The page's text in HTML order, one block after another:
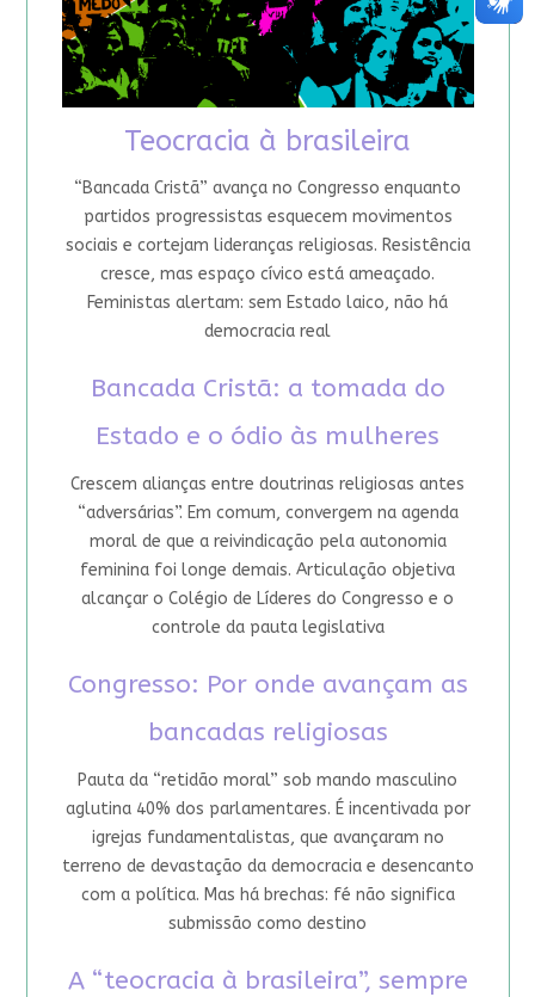
Teocracia à brasileira
“Bancada Cristã” avança no Congresso enquanto
partidos progressistas esquecem movimentos
sociais e cortejam lideranças religiosas. Resistência
cresce, mas espaço cívico está ameaçado.
Feministas alertam: sem Estado laico, não há
democracia real
Bancada Cristã: a tomada do
Estado e o ódio às mulheres
Crescem alianças entre doutrinas religiosas antes
“adversárias”. Em comum, convergem na agenda
moral de que a reivindicação pela autonomia
feminina foi longe demais. Articulação objetiva
alcançar o Colégio de Líderes do Congresso e o
controle da pauta legislativa
Congresso: Por onde avançam as
bancadas religiosas
Pauta da “retidão moral” sob mando masculino
aglutina 40% dos parlamentares. É incentivada por
igrejas fundamentalistas, que avançaram no
terreno de devastação da democracia e desencanto
com a política. Mas há brechas: fé não significa
submissão como destino
A “teocracia à brasileira”, sempre